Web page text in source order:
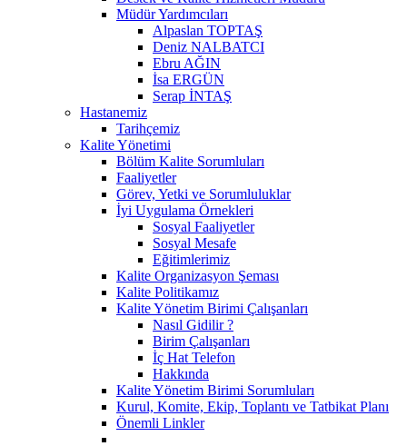
Müdür Yardımcıları
Alpaslan TOPTAŞ
Deniz NALBATCI
Ebru AĞIN
İsa ERGÜN
Serap İNTAŞ
Hastanemiz
Tarihçemiz
Kalite Yönetimi
Bölüm Kalite Sorumluları
Faaliyetler
Görev, Yetki ve Sorumluluklar
İyi Uygulama Örnekleri
Sosyal Faaliyetler
Sosyal Mesafe
Eğitimlerimiz
Kalite Organizasyon Şeması
Kalite Politikamız
Kalite Yönetim Birimi Çalışanları
Nasıl Gidilir ?
Birim Çalışanları
İç Hat Telefon
Hakkında
Kalite Yönetim Birimi Sorumluları
Kurul, Komite, Ekip, Toplantı ve Tatbikat Planı
Önemli Linkler